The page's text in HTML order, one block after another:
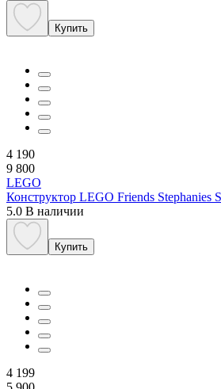
Купить
4 190
9 800
LEGO
Конструктор LEGO Friends Stephanies
5.0 В наличии
Купить
4 199